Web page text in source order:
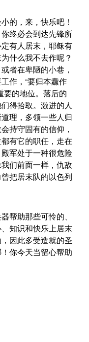
的，来，快乐吧！
终必会到达先锋所
有人居末，耶稣有
什么我不去作呢？
者在卑陋的小巷，
作，“要归本纛作
要的地位。落后的
得拾取。激进的人
理，多领一些人归
持守固有的信仰，
有它的职任，走在
军处于一种很危险
们前面一样，仇敌
把居末队的以色列
助那些可怜的、
知识和快乐上居末
因此多受造就的圣
你今天当留心帮助